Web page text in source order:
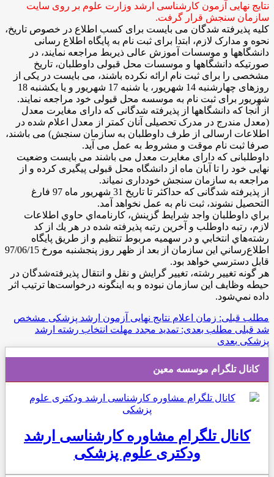
نتایج نهایی آزمون کارشناسی ارشد وزارت علوم بر روی سایت
سازمان سنجش قرار گرفت.
کلیه پذیرفته شدگان می بایست برای کسب اطلاع در خصوص تاریخ،
نحوه و مدارک لازم، ابتدا برای ثبت نام به پایگاه اطلاع رسانی
دانشگاهها و موسسات آموزش عالی ذیربط مراجعه نمایند، در
صورتیکه دانشگاهها و موسسات محل قبولی داوطلبان، تاریخ
مشخصی را برای ثبت نام ارائه نکرده باشند، می بایست در یکی از
روزهای چهارشنبه 14 شهریور، یا شنبه 17 شهریور و یا یکشنبه 18
شهریور برای ثبت نام به موسسه محل قبولی خود مراجعه نمایند.
از آنجا که دانشگاهها از پذیرفته شدگانی که دارای مغایرت معدل
(معدل مندرج در مدرک تحصیلی آنان کمتر از معدل اعلام شده در
اطلاعات ارسالی از طرف داوطلبان به سازمان سنجش) می باشند،
صرفا ثبت نام موقت و مشروط به عمل می آید.
داوطلبانی که دارای مغایرت معدل می باشند می بایست وضعیت
نهایی خود را تا آبان ماه از دانشگاه محل قبولی پیگیری کرده و از
مراجعه به سازمان سنجش خودداری نمیاند.
از پذیرفته شدگانی که حداکثر تا تاریخ 31 شهریور ماه 97 فارغ
التحصیل نشوند، ثبت نام به عمل نخواهد آمد.
براي داوطلبان واجد شرايط گزينش، كارنامه‌اي حاوي اطلاعات
لازم، رتبه داوطلب و آخرين رتبه پذيرفته شده در هر يك از كد
رشته‌هاي انتخابي و در سهميه مربوط تنظيم و از طريق پايگاه
اطلاع‌رساني اين سازمان از بعد از ظهر روز پنجشنبه مورخ 97/06/15
قابل دسترسي خواهد بود.
هر گونه تغيير رشته، تغيير گرايش و نقل و انتقال پذيرفته‌شدگان در
حيطه وظايف اين سازمان نبوده و به اينگونه درخواست‌ها ترتيب اثر
داده نمي‌شود.
مطلب قبلی: زمان اعلام نتایج نهایی آزمون ارشد پزشکی مشخص
شد قبلی مطلب بعدی: تمدید مجدد مهلت انتخاب رشته ارشد
پزشکی بعدی
کانال تلگرام موسسه معین
کانال تلگرام مشاوره کارشناسی ارشد
ودکتری علوم پزشکی